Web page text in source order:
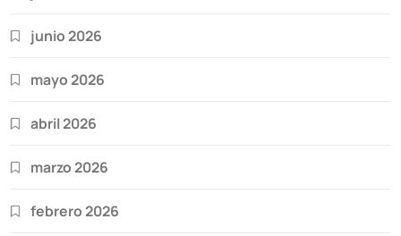
junio 2026
mayo 2026
abril 2026
marzo 2026
febrero 2026